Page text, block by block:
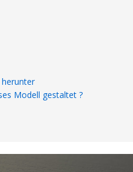
herunter
Modell gestaltet ?